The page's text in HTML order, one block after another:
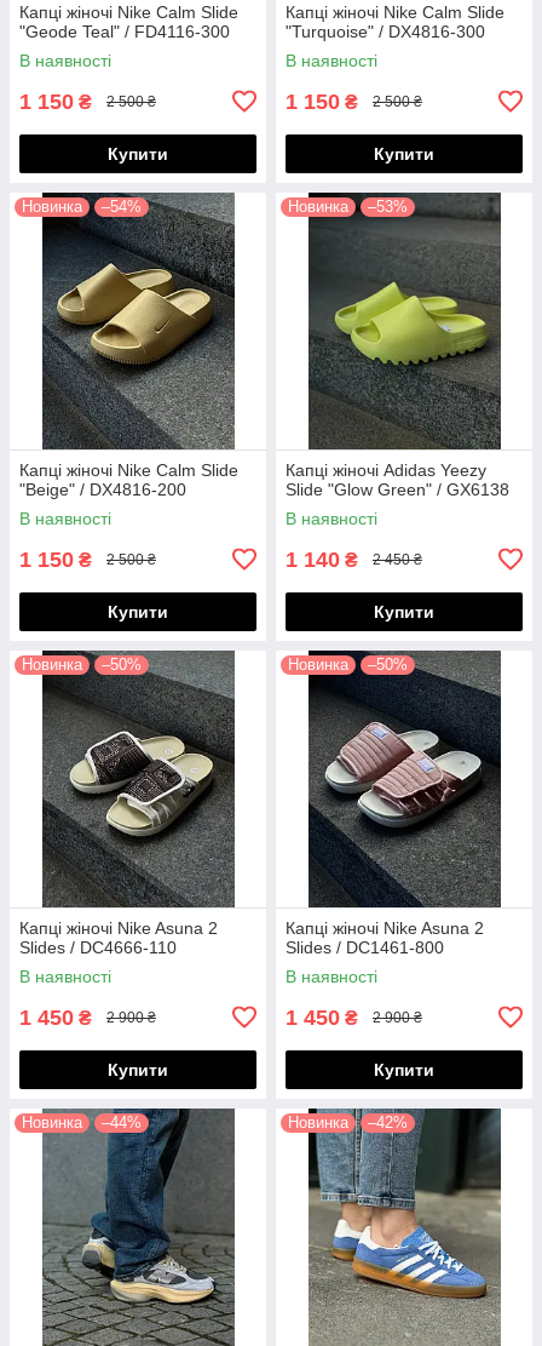
Капці жіночі Nike Calm Slide
"Geode Teal" / FD4116-300
В наявності
1 150 ₴ 2 500 ₴
Купити
Капці жіночі Nike Calm Slide
"Turquoise" / DX4816-300
В наявності
1 150 ₴ 2 500 ₴
Купити
Новинка –54%
Капці жіночі Nike Calm Slide
"Beige" / DX4816-200
В наявності
1 150 ₴ 2 500 ₴
Купити
Новинка –53%
Капці жіночі Adidas Yeezy
Slide "Glow Green" / GX6138
В наявності
1 140 ₴ 2 450 ₴
Купити
Новинка –50%
Капці жіночі Nike Asuna 2
Slides / DC4666-110
В наявності
1 450 ₴ 2 900 ₴
Купити
Новинка –50%
Капці жіночі Nike Asuna 2
Slides / DC1461-800
В наявності
1 450 ₴ 2 900 ₴
Купити
Новинка –44% Новинка –42%